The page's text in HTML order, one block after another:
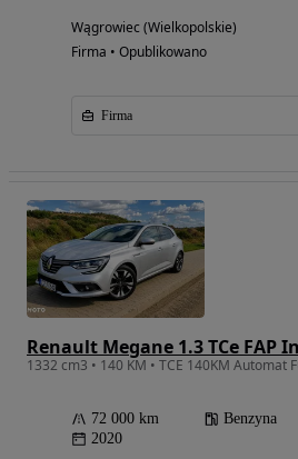
Wągrowiec (Wielkopolskie)
Firma • Opublikowano
Firma
Renault Megane 1.3 TCe FAP
1332 cm3 • 140 KM • TCE 140KM Automat
72 000 km Benzyna
2020